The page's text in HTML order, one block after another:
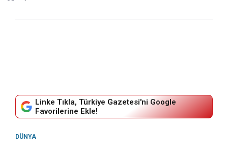
Linke Tıkla, Türkiye Gazetesi'ni Google
Favorilerine Ekle!
DÜNYA